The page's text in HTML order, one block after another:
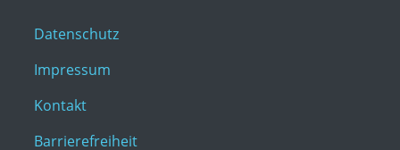
Datenschutz
Impressum
Kontakt
Barrierefreiheit